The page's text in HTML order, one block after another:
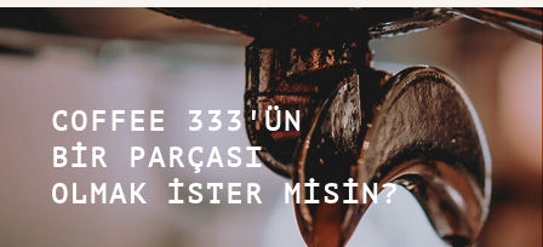
COFFEE 333'ÜN
BIR PARÇASI
OLMAK İSTER MISIN?